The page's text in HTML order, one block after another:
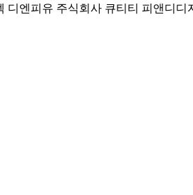
디엔피유 주식회사 큐티티 피앤디디